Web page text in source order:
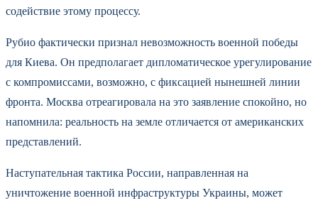
содействие этому процессу.
Рубио фактически признал невозможность военной победы
для Киева. Он предполагает дипломатическое урегулирование
с компромиссами, возможно, с фиксацией нынешней линии
фронта. Москва отреагировала на это заявление спокойно, но
напомнила: реальность на земле отличается от американских
представлений.
Наступательная тактика России, направленная на
уничтожение военной инфраструктуры Украины, может